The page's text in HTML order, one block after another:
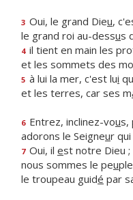
3 Oui, le grand Dieu,
le grand roi au-dessus
4 il tient en main les
et les sommets des
5 à lui la mer, c'est lui
et les terres, car ses m
6 Entrez, inclinez-vous,
adorons le Seigneur
7 Oui, il est notre Dieu ;
nous sommes le peu
le troupeau guidé par